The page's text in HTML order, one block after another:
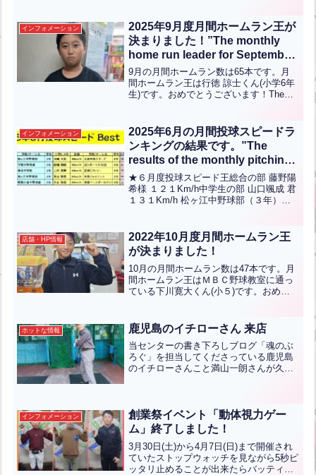
ズンが終わるまで開催しております！勝
利のダーツチケット...全文はクリック
インフォメーション
2025年9月度月間ホームラン王が
決まりました！”The monthly
home run leader for September
2025 has been
determined!”【ENG CHT KOR
JPN】
9月の月間ホームラン数は65本です。月
間ホームラン王は行徳 諒士くん(小学6年
生)です。おめでとうございます！The
インフォメーション
2025年6月の月間投球スピードラ
ンキングの結果です。”The
results of the monthly pitching
speed ranking for June 2025
are as follows.”【ENG CHT
KOR JPN】
★６月度投球スピード王総合の部 藤野陽
希様 １２１Km/h中学生の部 山口颯成 君
１３１Km/h 松ヶ江中野球部（３年）小
宮脇有希 君 ８６Kｍ/ｈ 足...全文はクリ
ック
店舗・HP情報
2022年10月度月間ホームラン王
が決まりました！
10月の月間ホームラン数は47本です。月
間ホームラン王はＭＢＣ野球教室に通っ
ている下川寛大くん(小５)です。おめで
ホットな情報 鹿児島のイチローさん 来店
当センターの書き下ろしブログ「魂のぶ
ろぐ」を担当してくださっている鹿児島
のイチローさんこと満山一朗さんが久し
ち立て地元鹿児島はもちろ...全文はクリ
ック
インフォメーション
創業祭イベント「動体視力ゲー
ム」終了しました！
3月30日(土)から4月7日(日)まで開催され
ていたストップウォッチを見ながら5秒ピ
ッタリ止めることが出来たらバッティン